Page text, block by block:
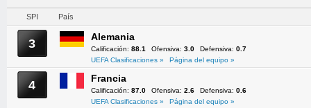
SPI País
3 Alemania
Calificación: 88.1 Ofensiva: 3.0 Defensiva: 0.7
UEFA Clasificaciones »
Página del equipo »
4 Francia
Calificación: 87.0 Ofensiva: 2.6 Defensiva: 0.6
UEFA Clasificaciones »
Página del equipo »